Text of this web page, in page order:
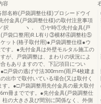
容
名称(戸袋調整仕様)プロシードウイ
付金具(戸袋調整仕様)の取付注意事項
／択 ヽ． ①ヤ時①先付金具(戸
(戸袋口整用)R.L有り③横材④調整柱⑤
ット(格子取付用)●戸袋調整仕様●ウ
す。●先付金具は外壁モルタル施工の
が、戸袋調整は、まわりの状況によ
もありますので、下記項目につい
戸袋の逃げ寸法300mm(雨戸4枚建ま
出巾で取付いている場合(又は取付く
す。●□戸袋調整用先付金具の最大取付
冊までです。●先付金具(戸袋調整仕
の大きさ及び間別に関係なく、外側